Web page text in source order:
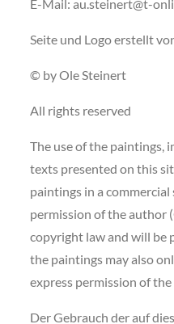
E-Mail: au.steinert@t-
Seite und Logo erstellt
© by Ole Steinert
All rights reserved
The use of the paintings,
texts presented on this
paintings in a
permission of the author
copyright law and will be
the paintings may also
express permission of
Der Gebrauch der auf